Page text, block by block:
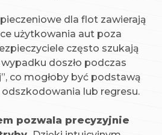
dla flot zawierają
użytkowania aut poza
często szukają
doszło podczas
co mogłoby być podstawą
lub regresu.
pozwala precyzyjnie